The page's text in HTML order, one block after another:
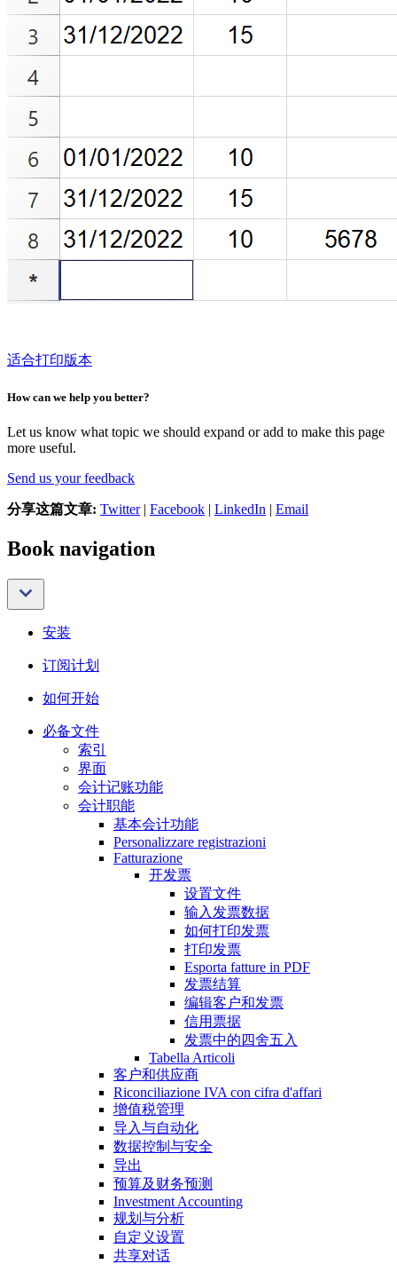
适合打印版本
How can we help you better?
Let us know what topic we should expand or add to make this page
more useful.
Send us your feedback
分享这篇文章: Twitter| Facebook | LinkedIn | Email
Book navigation
安装
订阅计划
如何开始
必备文件
索引
界面
会计记账功能
会计职能
基本会计功能
Personalizzare registrazioni
Fatturazione
开发票
设置文件
输入发票数据
如何打印发票
打印发票
Esporta fatture in PDF
发票结算
编辑客户和发票
信用票据
发票中的四舍五入
Tabella Articoli
客户和供应商
Riconciliazione IVA con cifra d'affari
增值税管理
导入与自动化
数据控制与安全
导出
预算及财务预测
Investment Accounting
规划与分析
自定义设置
共享对话